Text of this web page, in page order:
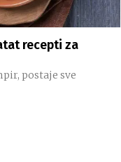
recepti za
postaje sve